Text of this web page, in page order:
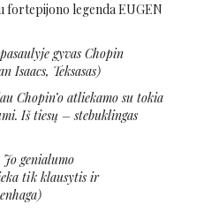
fortepijono legenda EUGEN
gyvas Chopin
Isaacs, Teksasas)
Chopin’o atliekamo su tokia
Iš tiesų – stebuklingas
Jo genialumo
tik klausytis ir